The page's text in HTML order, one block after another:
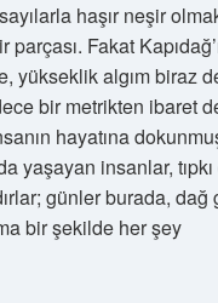
haşır neşir
parçası. Fakat
yükseklik algım biraz
bir metrikten ibaret
hayatına
yaşayan insanlar,
günler burada, dağ
bir şekilde her şey